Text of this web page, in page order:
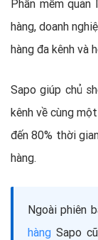
Phần mềm
hàng, doanh
hàng đa kênh và
Sapo giúp chủ
kênh về cùng
đến 80% thời
hàng.
Ngoài phiên
hàng Sapo